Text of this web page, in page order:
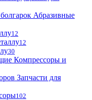
Абразивные
12
12
30
Компрессоры и
Запчасти для
102